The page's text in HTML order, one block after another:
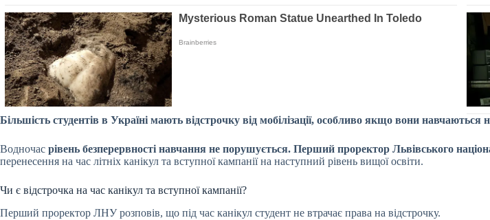
Більшість студентів в Україні мають відстрочку від мобілізації, особливо якщо вони навчаються
Водночас рівень безперервності навчання не порушується. Перший проректор Львівського
перенесення на час літніх канікул та вступної кампанії на наступний рівень вищої освіти.
Чи є відстрочка на час канікул та вступної кампанії?
Перший проректор ЛНУ розповів, що під час канікул студент не втрачає права на відстрочку.